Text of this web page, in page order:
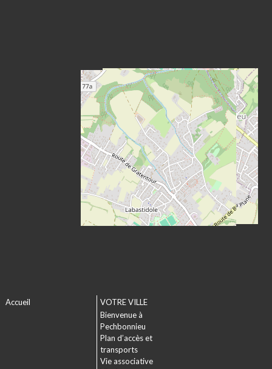
Accueil
VOTRE VILLE
Bienvenue à
Pechbonnieu
Plan d’accès et
transports
Vie associative